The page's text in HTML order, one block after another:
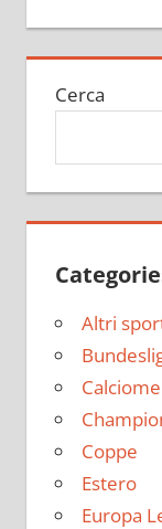
Cerca
Altri
Coppe
Estero
Europa